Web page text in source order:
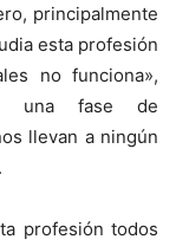
principalmente
esta profesión
no funciona»,
una fase de
llevan a ningún
profesión todos